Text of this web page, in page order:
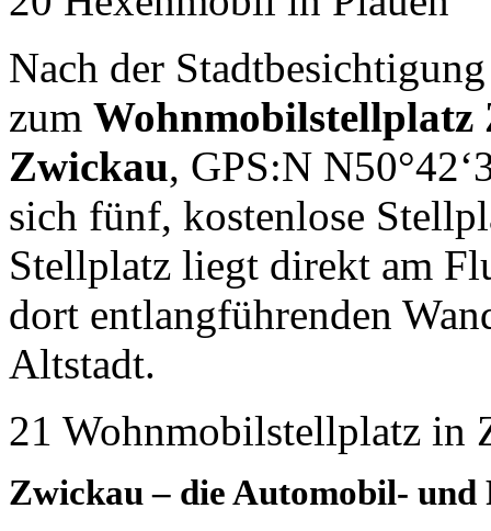
Nach der
zum Wohnmobilstellplatz
Zwickau, GPS:N
sich fünf, kostenlose
Stellplatz liegt direkt am
dort entlangführenden
Altstadt.
21 Wohnmobilstellplatz in
Zwickau – die Automobil- und